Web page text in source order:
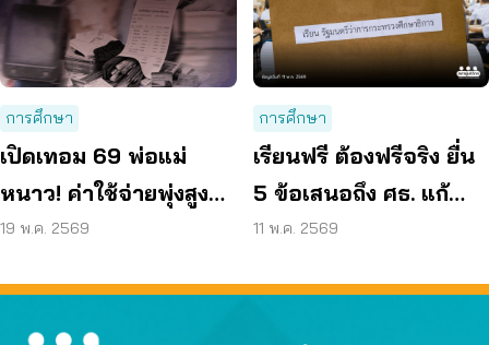
การศึกษา
เปิดเทอม 69 พ่อแม่
หนาว! ค่าใช้จ่ายพุ่งสูงสุด
รอบ 17 ปี “เรียนฟรีไม่มี
19 พ.ค. 2569
การศึกษา
เรียนฟรี ต้องฟรีจริง ยื่น
5 ข้อเสนอถึง ศธ. แก้
ปัญหาค่าใช้จ่ายแฝง
11 พ.ค. 2569